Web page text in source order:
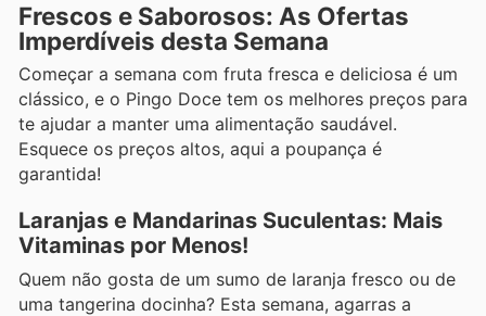
Frescos e Saborosos: As Ofertas
Imperdíveis desta Semana
Começar a semana com fruta fresca e deliciosa é um
clássico, e o Pingo Doce tem os melhores preços para
te ajudar a manter uma alimentação saudável.
Esquece os preços altos, aqui a poupança é
garantida!
Laranjas e Mandarinas Suculentas: Mais
Vitaminas por Menos!
Quem não gosta de um sumo de laranja fresco ou de
uma tangerina docinha? Esta semana, agarras a